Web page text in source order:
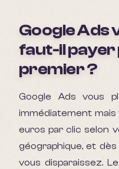
Google Ads
faut-il payer
premier ?
Google Ads vous
immédiatement
euros par clic selon
géographique, et
vous disparaissez. Le